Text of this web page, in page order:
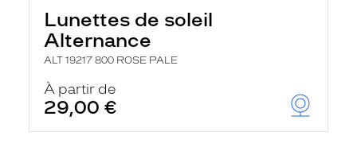
Lunettes de soleil
Alternance
ALT 19217 800 ROSE PALE
À partir de
29,00 €